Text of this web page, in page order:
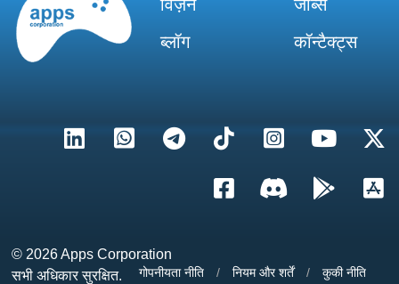
विज़न
जॉब्स
ब्लॉग
कॉन्टैक्ट्स
© 2026Apps Corporation
सभी अधिकार सुरक्षित.
गोपनीयता नीति / नियम और शर्तें / कुकी नीति